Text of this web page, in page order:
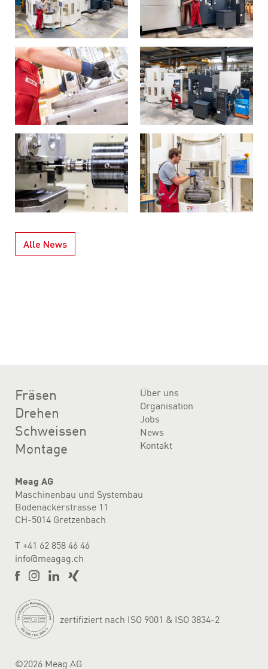
Alle News
Fräsen
Drehen
Schweissen
Montage
Über uns
Organisation
Jobs
News
Kontakt
Meag AG
Maschinenbau und Systembau
Bodenackerstrasse 11
CH-5014 Gretzenbach
T+41 62 858 46 46
info@meagag.ch
©2026 Meag AG
zertifiziert nach ISO 9001 & ISO 3834-2